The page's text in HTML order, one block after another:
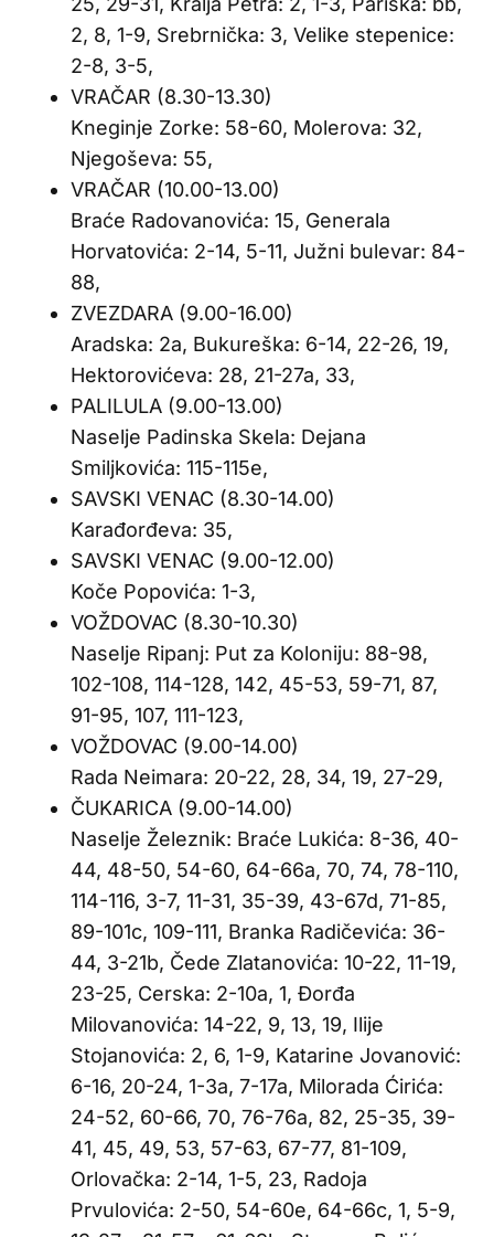
2, 8, 1-9, Srebrnička: 3, Velike stepenice:
2-8, 3-5,
VRAČAR (8.30-13.30)
Kneginje Zorke: 58-60, Molerova: 32,
Njegoševa: 55,
VRAČAR (10.00-13.00)
Braće Radovanovića: 15, Generala
Horvatovića: 2-14, 5-11, Južni bulevar: 84-
88,
ZVEZDARA (9.00-16.00)
Aradska: 2a, Bukureška: 6-14, 22-26, 19,
Hektorovićeva: 28, 21-27a, 33,
PALILULA (9.00-13.00)
Naselje Padinska Skela: Dejana
Smiljkovića: 115-115e,
SAVSKI VENAC (8.30-14.00)
Karađorđeva: 35,
SAVSKI VENAC (9.00-12.00)
Koče Popovića: 1-3,
VOŽDOVAC (8.30-10.30)
Naselje Ripanj: Put za Koloniju: 88-98,
102-108, 114-128, 142, 45-53, 59-71, 87,
91-95, 107, 111-123,
VOŽDOVAC (9.00-14.00)
Rada Neimara: 20-22, 28, 34, 19, 27-29,
ČUKARICA (9.00-14.00)
Naselje Železnik: Braće Lukića: 8-36, 40-
44, 48-50, 54-60, 64-66a, 70, 74, 78-110,
114-116, 3-7, 11-31, 35-39, 43-67d, 71-85,
89-101c, 109-111, Branka Radičevića: 36-
44, 3-21b, Čede Zlatanovića: 10-22, 11-19,
23-25, Cerska: 2-10a, 1, Đorđa
Milovanovića: 14-22, 9, 13, 19, Ilije
Stojanovića: 2, 6, 1-9, Katarine Jovanović:
6-16, 20-24, 1-3a, 7-17a, Milorada Ćirića:
24-52, 60-66, 70, 76-76a, 82, 25-35, 39-
41, 45, 49, 53, 57-63, 67-77, 81-109,
Orlovačka: 2-14, 1-5, 23, Radoja
Prvulovića: 2-50, 54-60e, 64-66c, 1, 5-9,